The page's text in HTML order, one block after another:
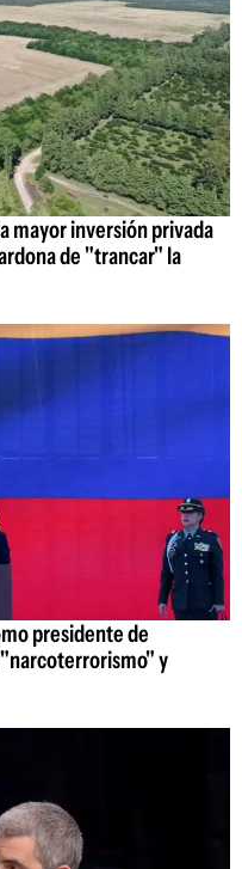
mayor inversión privada
de "trancar" la
presidente de
y